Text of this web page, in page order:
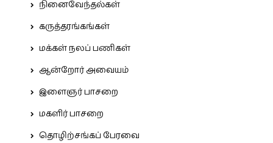
நினைவேந்தல்கள்
கருத்தரங்கங்கள்
மக்கள் நலப் பணிகள்
ஆன்றோர் அவையம்
இளைஞர் பாசறை
மகளிர் பாசறை
தொழிற்சங்கப் பேரவை